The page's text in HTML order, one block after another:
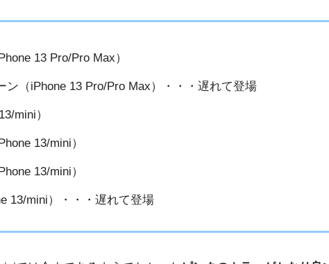
13 Pro/Pro Max）
ン（iPhone 13 Pro/Pro Max）・・・遅れて登場
mini）
13/mini）
13/mini）
13/mini）・・・遅れて登場